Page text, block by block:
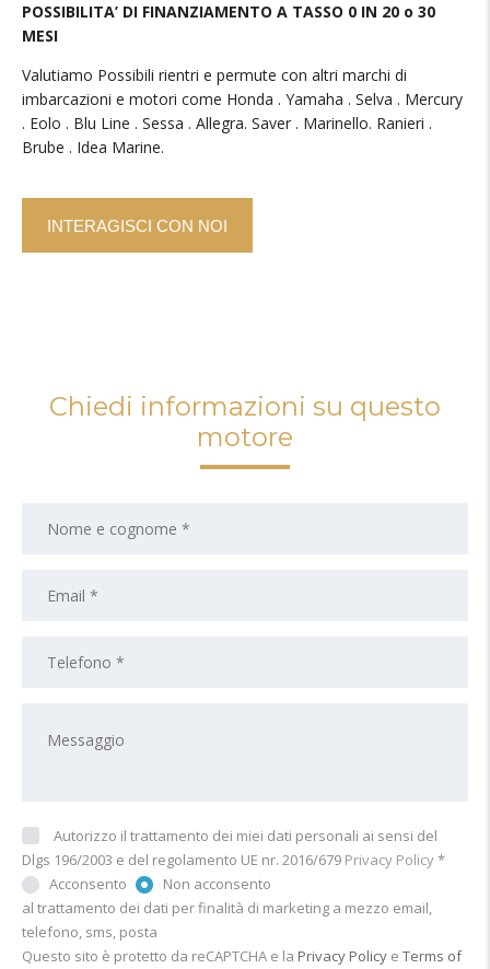
POSSIBILITA’ DI FINANZIAMENTO A TASSO 0 IN 20 o 30
MESI
Valutiamo Possibili rientri e permute con altri marchi di
imbarcazioni e motori come Honda . Yamaha . Selva . Mercury
. Eolo . Blu Line . Sessa . Allegra. Saver . Marinello. Ranieri .
Brube . Idea Marine.
INTERAGISCI CON NOI
Chiedi informazioni su questo
motore
Autorizzo il trattamento dei miei dati personali ai sensi del
Dlgs 196/2003 e del regolamento UE nr. 2016/679 Privacy Policy*
Acconsento
Non acconsento
al trattamento dei dati per finalità di marketing a mezzo email,
telefono, sms, posta
Questo sito è protetto da reCAPTCHA e la Privacy Policy e Terms of